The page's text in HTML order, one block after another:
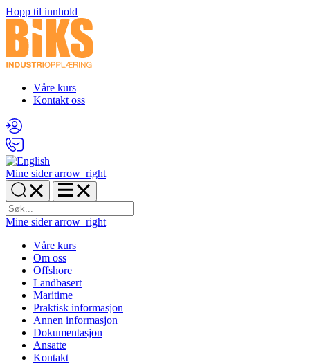
Hopp til innhold
Våre kurs
Kontakt oss
Mine sider arrow_right
Mine sider arrow_right
Våre kurs
Om oss
Offshore
Landbasert
Maritime
Praktisk informasjon
Annen informasjon
Dokumentasjon
Ansatte
Kontakt